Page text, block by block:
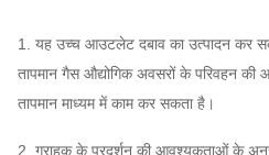
धौंकनी प्रशंसक
आवरण, वायु प्रवेश
शंकु,
1. यह उच्च आउटलेट दबाव का उत्पादन कर
तापमान गैस औद्योगिक अवसरों के परिवहन
तापमान माध्यम में काम कर सकता है।
2. ग्राहक के प्रदर्शन की आवश्यकताओं के